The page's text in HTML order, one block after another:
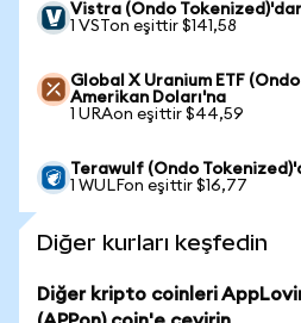
Vistra (Ondo
1 VSTon eşittir $141,58
Global X Uranium ETF
Amerikan Doları'na
1 URAon eşittir $44,59
Terawulf (Ondo
1 WULFon eşittir $16,77
Diğer kurları keşfedin
Diğer kripto coinleri